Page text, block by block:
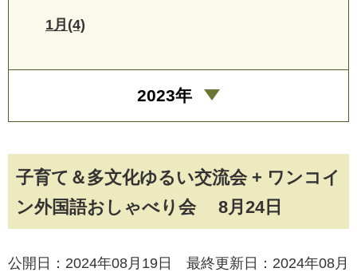
子育て＆多文化ゆるい交流会 + ワンコイ
ン外国語おしゃべり会 8月24日
公開日：2024年08月19日 最終更新日：2024年08月
1月(4)
2023年